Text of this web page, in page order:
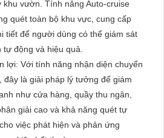
khu vườn. Tính năng Auto-cruise
quét toàn bộ khu vực, cung cấp
tiết để người dùng có thể giám sát
động và hiệu quả.
lợi: Với tính năng nhận diện chuyển
đây là giải pháp lý tưởng để giám
như cửa hàng, quầy thu ngân,
giải cao và khả năng quét tự
việc phát hiện và phản ứng